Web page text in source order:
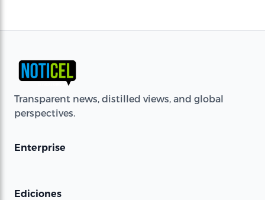
Transparent news, distilled views, and global
perspectives.
Enterprise
Ediciones